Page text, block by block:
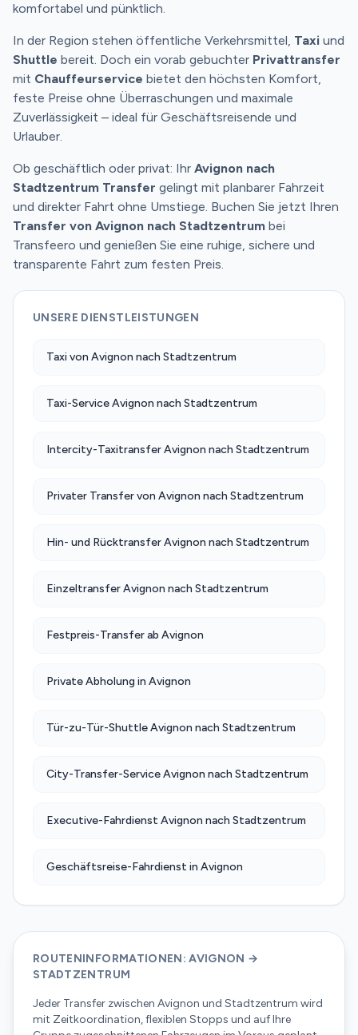
komfortabel und pünktlich.
In der Region stehen öffentliche Verkehrsmittel, Taxi und
Shuttle bereit. Doch ein vorab gebuchter Privattransfer
mit Chauffeurservice bietet den höchsten Komfort,
feste Preise ohne Überraschungen und maximale
Zuverlässigkeit – ideal für Geschäftsreisende und
Urlauber.
Ob geschäftlich oder privat: Ihr Avignon nach
Stadtzentrum Transfer gelingt mit planbarer Fahrzeit
und direkter Fahrt ohne Umstiege. Buchen Sie jetzt Ihren
Transfer von Avignon nach Stadtzentrum bei
Transfeero und genießen Sie eine ruhige, sichere und
transparente Fahrt zum festen Preis.
UNSERE DIENSTLEISTUNGEN
Taxi von Avignon nach Stadtzentrum
Taxi-Service Avignon nach Stadtzentrum
Intercity-Taxitransfer Avignon nach Stadtzentrum
Privater Transfer von Avignon nach Stadtzentrum
Hin- und Rücktransfer Avignon nach Stadtzentrum
Einzeltransfer Avignon nach Stadtzentrum
Festpreis-Transfer ab Avignon
Private Abholung in Avignon
Tür-zu-Tür-Shuttle Avignon nach Stadtzentrum
City-Transfer-Service Avignon nach Stadtzentrum
Executive-Fahrdienst Avignon nach Stadtzentrum
Geschäftsreise-Fahrdienst in Avignon
ROUTENINFORMATIONEN: AVIGNON →
STADTZENTRUM
Jeder Transfer zwischen Avignon und Stadtzentrum wird
mit Zeitkoordination, flexiblen Stopps und auf Ihre